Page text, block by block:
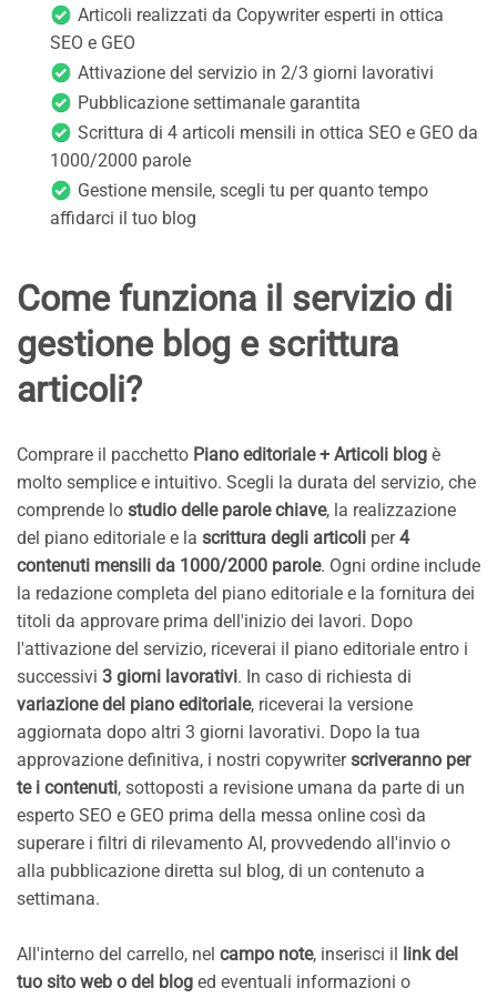
Articoli realizzati da Copywriter esperti in ottica
SEO e GEO
Attivazione del servizio in 2/3 giorni lavorativi
Pubblicazione settimanale garantita
Scrittura di 4 articoli mensili in ottica SEO e GEO da
1000/2000 parole
Gestione mensile, scegli tu per quanto tempo
affidarci il tuo blog
Come funziona il servizio di
gestione blog e scrittura
articoli?
Comprare il pacchetto Piano editoriale + Articoli blog è
molto semplice e intuitivo. Scegli la durata del servizio, che
comprende lo studio delle parole chiave, la realizzazione
del piano editoriale e la scrittura degli articoli per4
contenuti mensili da 1000/2000 parole. Ogni ordine include
la redazione completa del piano editoriale e la fornitura dei
titoli da approvare prima dell'inizio dei lavori. Dopo
l'attivazione del servizio, riceverai il piano editoriale entro i
successivi 3 giorni lavorativi. In caso di richiesta di
variazione del piano editoriale, riceverai la versione
aggiornata dopo altri 3 giorni lavorativi. Dopo la tua
approvazione definitiva, i nostri copywriter scriveranno per
te i contenuti, sottoposti a revisione umana da parte di un
esperto SEO e GEO prima della messa online così da
superare i filtri di rilevamento AI, provvedendo all'invio o
alla pubblicazione diretta sul blog, di un contenuto a
settimana.
All'interno del carrello, nel campo note, inserisci il link del
tuo sito web o del blog ed eventuali informazioni o